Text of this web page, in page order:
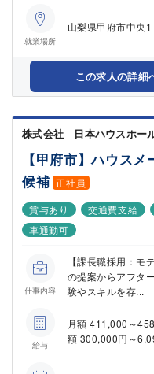
就業場所
山梨県甲府市中央
この求人の詳細
株式会社 日本ハウスホー
【甲府市】ハウス
候補 正社員
賞与あり
交通費支給
車通勤可
仕事内容
【課長職採用：モ
の提案からアフタ
験やスキルを存...
給与
月額 411,000～
額 300,000円～